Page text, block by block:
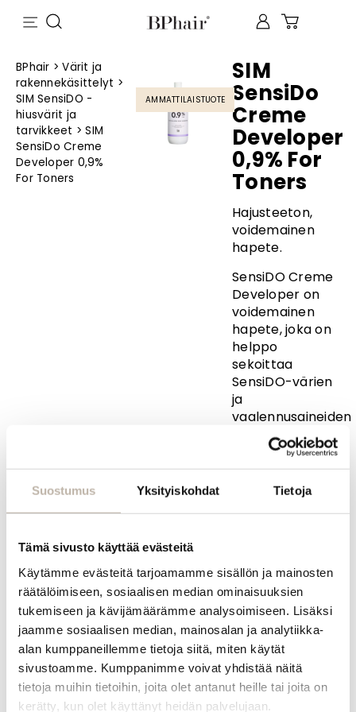
Suostumus Yksityiskohdat Tietoja
Tämä sivusto käyttää evästeitä
Käytämme evästeitä tarjoamamme sisällön ja mainosten
räätälöimiseen, sosiaalisen median ominaisuuksien
tukemiseen ja kävijämäärämme analysoimiseen. Lisäksi
jaamme sosiaalisen median, mainosalan ja analytiikka-
alan kumppaneillemme tietoja siitä, miten käytät
sivustoamme. Kumppanimme voivat yhdistää näitä
tietoja muihin tietoihin, joita olet antanut heille tai joita on
kerätty, kun olet käyttänyt heidän palvelujaan.
BPhair >Värit ja
rakennekäsittelyt >
SIM SensiDO -
hiusvärit ja
tarvikkeet >SIM
SensiDo Creme
Developer 0,9%
For Toners
AMMATTILAISTUOTE
SIM
SensiDo
Creme
Developer
0,9% For
Toners
Hajusteeton,
voidemainen
hapete.
SensiDO Creme
Developer on
voidemainen
hapete, joka on
helppo
sekoittaa
SensiDO-värien
ja
vaalennusaineiden
kanssa.
Värimassasta
tulee riittävän
paksua, mutta
Kysy
tuotteesta
INFO
Yhteystiedot
Toimitus- ja maksutavat